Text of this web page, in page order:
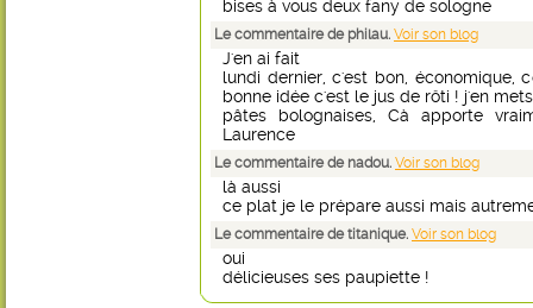
bises à vous deux fany de sologne
Le commentaire de philau. Voir son blog
J'en ai fait
lundi dernier, c'est bon, économique,
bonne idée c'est le jus de rôti ! j'en
pâtes bolognaises, Cà apporte
Laurence
Le commentaire de nadou. Voir son blog
là aussi
ce plat je le prépare aussi mais
Le commentaire de titanique. Voir son blog
oui
délicieuses ses paupiette !